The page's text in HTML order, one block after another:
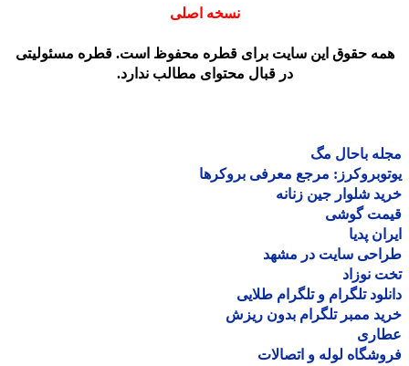
نسخه اصلی
حقوق این سایت برای قطره محفوظ است. قطره مسئولیتی
در قبال محتوای مطالب ندارد.
باحال مگ
مرجع معرفی بروکرها
شلوار جین زنانه
گوشی
پدیا
سایت در مشهد
نوزاد
تلگرام و تلگرام طلایی
ممبر تلگرام بدون ریزش
لوله و اتصالات